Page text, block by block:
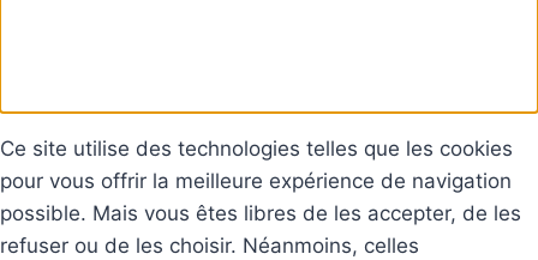
Ce site utilise des technologies telles que les cookies
pour vous offrir la meilleure expérience de navigation
possible. Mais vous êtes libres de les accepter, de les
refuser ou de les choisir. Néanmoins, celles